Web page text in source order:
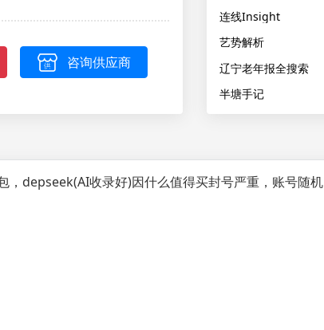
咨询供应商
连线Insight
艺势解析
辽宁老年报全搜索
半塘手记
，depseek(AI收录好)因什么值得买封号严重，账号随机